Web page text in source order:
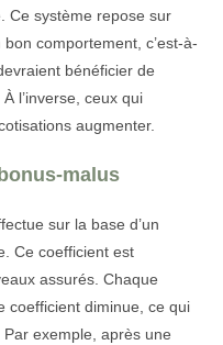
Ce système repose sur
comportement, c’est-à-
bénéficier de
l’inverse, ceux qui
augmenter.
malus
sur la base d’un
Ce coefficient est
assurés. Chaque
coefficient diminue, ce qui
exemple, après une